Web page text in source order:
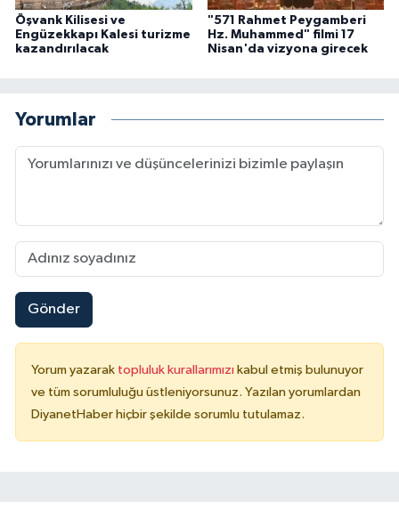
Öşvank Kilisesi ve
Engüzekkapı Kalesi turizme
kazandırılacak
"571 Rahmet Peygamberi
Hz. Muhammed" filmi 17
Nisan'da vizyona girecek
Yorumlar
Gönder
Yorum yazarak topluluk kurallarımızı kabul etmiş bulunuyor
ve tüm sorumluluğu üstleniyorsunuz. Yazılan yorumlardan
DiyanetHaber hiçbir şekilde sorumlu tutulamaz.